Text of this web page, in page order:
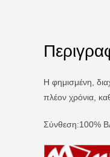
Η φημισμένη,
πλέον χρόνια,
Σύνθεση:100%